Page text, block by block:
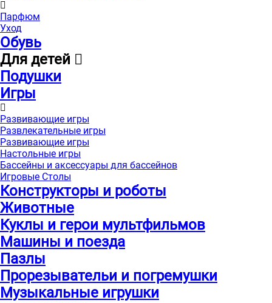
Парфюм
Уход
Обувь
Для детей
Подушки
Игры
Развивающие игры
Развлекательные игры
Развивающие игры
Настольные игры
Бассейны и аксессуары для бассейнов
Игровые Столы
Конструкторы и роботы
Животные
Куклы и герои мультфильмов
Машины и поезда
Пазлы
Прорезывательи и погремушки
Музыкальные игрушки